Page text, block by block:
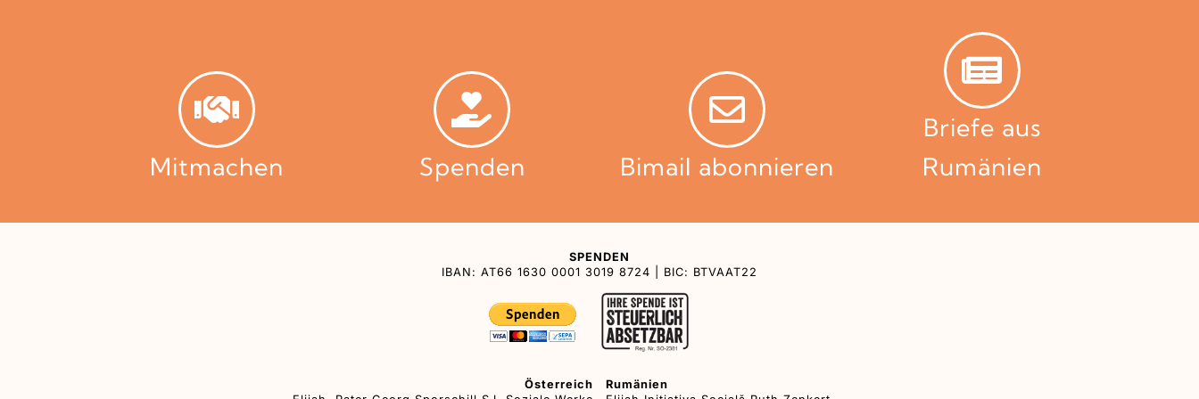
Mitmachen Spenden Bimail abonnieren
Briefe aus
Rumänien
SPENDEN
IBAN: AT66 1630 0001 3019 8724 | BIC: BTVAAT22
Österreich
Rumänien